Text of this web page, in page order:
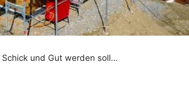
Schick und Gut werden soll…